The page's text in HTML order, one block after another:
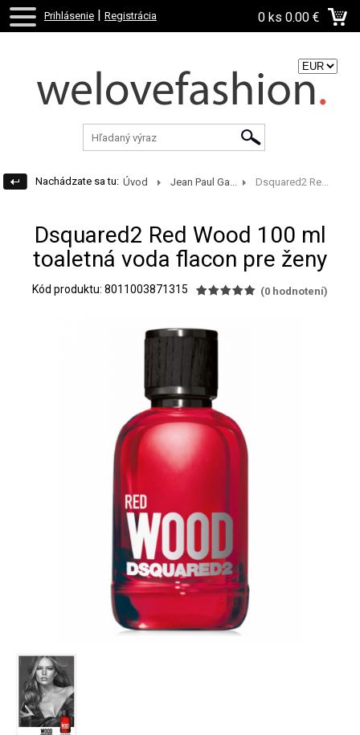
Prihlásenie | Registrácia 0 ks 0.00 €
Nachádzate sa tu: Úvod Jean Paul Ga... Dsquared2 Re...
Dsquared2 Red Wood 100 ml
toaletná voda flacon pre ženy
Kód produktu: 8011003871315 (0 hodnotení)